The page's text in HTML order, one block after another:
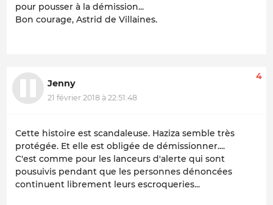
pour pousser à la démission...
Bon courage, Astrid de Villaines.
Jenny
21 février 2018 à 22:51:48
4
Cette histoire est scandaleuse. Haziza semble très
protégée. Et elle est obligée de démissionner....
C'est comme pour les lanceurs d'alerte qui sont
pousuivis pendant que les personnes dénoncées
continuent librement leurs escroqueries...